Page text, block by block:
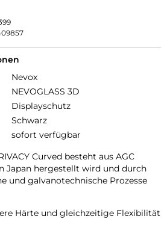
Nevox
NEVOGLASS 3D
Displayschutz
Schwarz
sofort verfügbar
Curved besteht aus AGC
Japan hergestellt wird und durch
und galvanotechnische Prozesse
Härte und gleichzeitige Flexibilität